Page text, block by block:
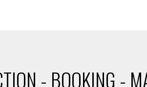
- BOOKING -